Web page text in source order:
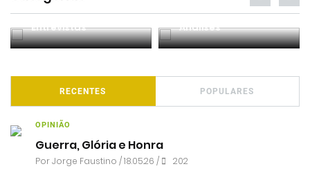
Entrevistas Análises
RECENTES POPULARES
OPINIÃO
Guerra, Glória e Honra
PorJorge Faustino / 18.05.26 / 202